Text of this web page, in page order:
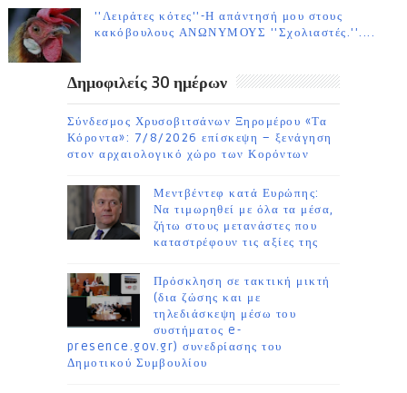
''Λειράτες κότες''-Η απάντησή μου στους
κακόβουλους ΑΝΩΝΥΜΟΥΣ ''Σχολιαστές.''....
Δημοφιλείς 30 ημέρων
Σύνδεσμος Χρυσοβιτσάνων Ξηρομέρου «Τα
Κόροντα»: 7/8/2026 επίσκεψη – ξενάγηση
στον αρχαιολογικό χώρο των Κορόντων
Μεντβέντεφ κατά Ευρώπης:
Να τιμωρηθεί με όλα τα μέσα,
ζήτω στους μετανάστες που
καταστρέφουν τις αξίες της
Πρόσκληση σε τακτική μικτή
(δια ζώσης και με
τηλεδιάσκεψη μέσω του
συστήματος e-
presence.gov.gr) συνεδρίασης του
Δημοτικού Συμβουλίου